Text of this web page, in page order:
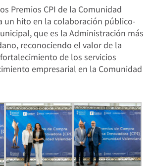
Premios CPI de la Comunidad
un hito en la colaboración público-
que es la Administración más
reconociendo el valor de la
de los servicios
empresarial en la Comunidad